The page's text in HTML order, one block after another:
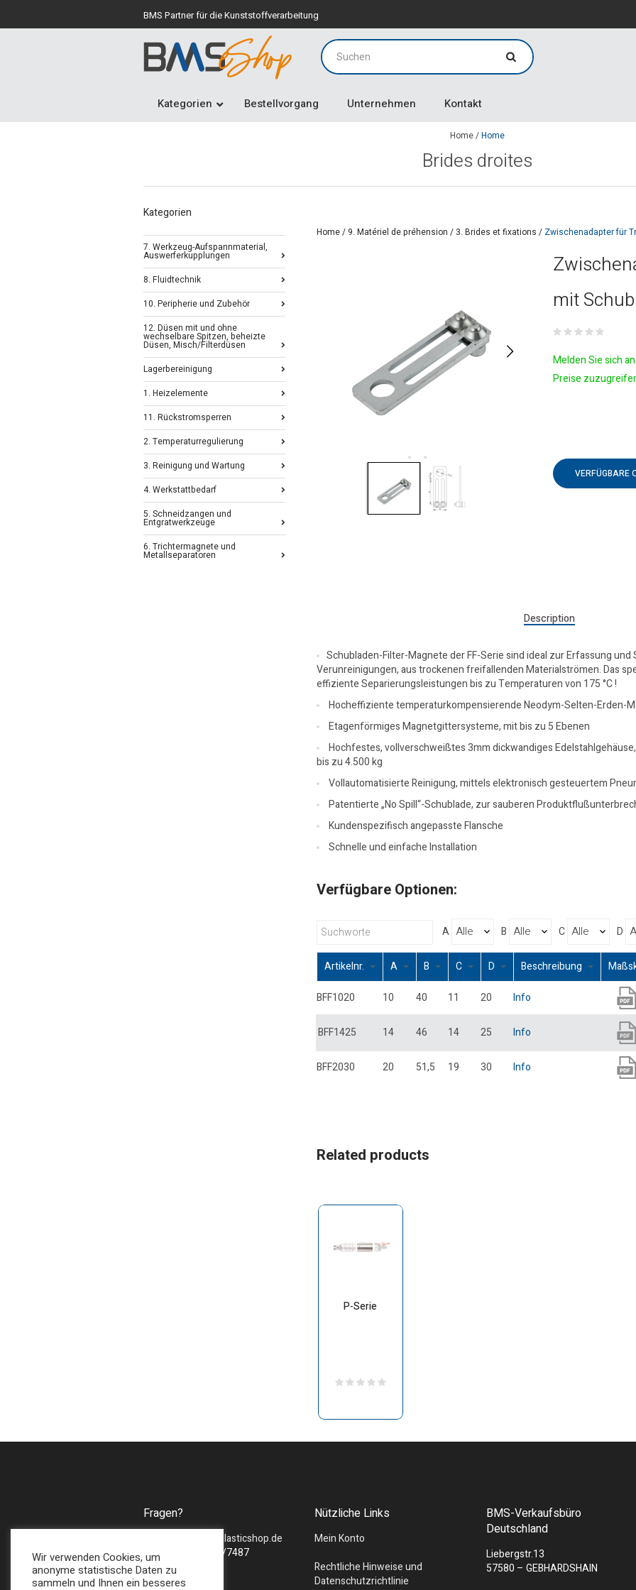
BMS Partner für die Kunststoffverarbeitung
Kategorien Bestellvorgang Unternehmen Kontakt
Home/Home
Brides droites
Home/ 9. Matériel de préhension / 3. Brides et fixations / Zwischenadapter für
mit
Melden Sie sich
Preise
VERFÜGBARE
Description
Schubladen-Filter-Magnete der FF-Serie sind ideal zur Erfassung
Verunreinigungen, aus trockenen freifallenden Materialströmen. Das
effiziente Separierungsleistungen bis zu Temperaturen von 175 °C !
Hocheffiziente temperaturkompensierende Neodym-Selten-Erden-
Etagenförmiges Magnetgittersysteme, mit bis zu 5 Ebenen
Hochfestes, vollverschweißtes 3mm dickwandiges
bis zu 4.500 kg
Vollautomatisierte Reinigung, mittels elektronisch gesteuertem
Patentierte „No Spill“-Schublade, zur sauberen
Kundenspezifisch angepasste Flansche
Schnelle und einfache Installation
Verfügbare Optionen:
A B C D
Artikelnr. A B C D Beschreibung
BFF1020 10 40 11 20 Info
BFF1425 14 46 14 25 Info
BFF2030 20 51,5 19 30 Info
Related products
P-Serie
Kategorien
7. Werkzeug-Aufspannmaterial,
Auswerferkupplungen
8. Fluidtechnik
10. Peripherie und Zubehör
12. Düsen mit und ohne
wechselbare Spitzen, beheizte
Düsen, Misch/Filterdüsen
Lagerbereinigung
1. Heizelemente
11. Rückstromsperren
2. Temperaturregulierung
3. Reinigung und Wartung
4. Werkstattbedarf
5. Schneidzangen und
Entgratwerkzeuge
6. Trichtermagnete und
Metallseparatoren
Fragen?
sales@bmsplasticshop.de
Tel : + 49 (0) 2747/7487
Nützliche Links
Mein Konto
Rechtliche Hinweise und
Datenschutzrichtlinie
BMS-Verkaufsbüro
Deutschland
Liebergstr.13
57580 – GEBHARDSHAIN
Wir verwenden Cookies, um
anonyme statistische Daten zu
sammeln und Ihnen ein besseres